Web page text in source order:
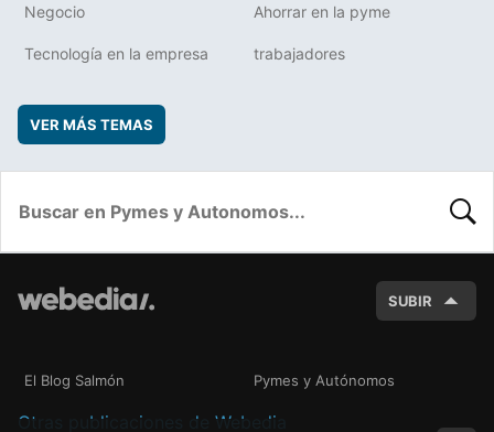
Negocio Ahorrar en la pyme
Tecnología en la empresa trabajadores
VER MÁS TEMAS
SUBIR
El Blog Salmón Pymes y Autónomos
Otras publicaciones de Webedia